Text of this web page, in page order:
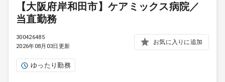
【大阪府岸和田市】ケアミックス病院／
当直勤務
300426485
2026年08月03日更新
お気に入りに追加
ゆったり勤務